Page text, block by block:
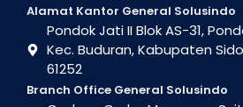
Alamat Kantor General Solusindo
Pondok Jati II Blok AS-31,
Kec. Buduran, Kabupaten
61252
Branch Office General Solusindo